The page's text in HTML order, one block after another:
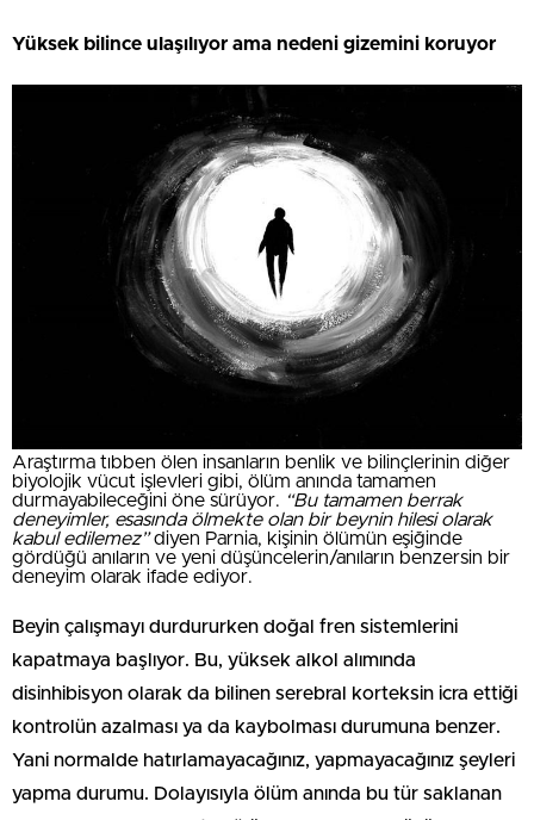
Yüksek bilince ulaşılıyor ama nedeni gizemini koruyor
Araştırma tıbben ölen insanların benlik ve bilinçlerinin diğer
biyolojik vücut işlevleri gibi, ölüm anında tamamen
durmayabileceğini öne sürüyor. “Bu tamamen berrak
deneyimler, esasında ölmekte olan bir beynin hilesi olarak
kabul edilemez”diyen Parnia, kişinin ölümün eşiğinde
gördüğü anıların ve yeni düşüncelerin/anıların benzersin bir
deneyim olarak ifade ediyor.
Beyin çalışmayı durdururken doğal fren sistemlerini
kapatmaya başlıyor. Bu, yüksek alkol alımında
disinhibisyon olarak da bilinen serebral korteksin icra ettiği
kontrolün azalması ya da kaybolması durumuna benzer.
Yani normalde hatırlamayacağınız, yapmayacağınız şeyleri
yapma durumu. Dolayısıyla ölüm anında bu tür saklanan